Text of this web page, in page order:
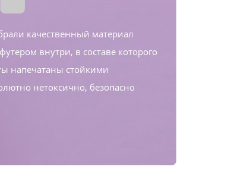
качественный материал
внутри, в составе которого
напечатаны стойкими
нетоксично, безопасно